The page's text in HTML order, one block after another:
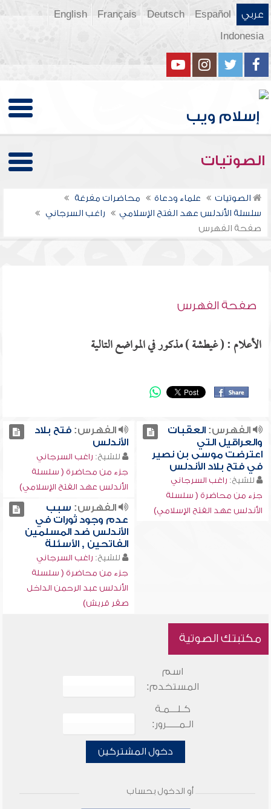
عربي Español
Deutsch
Français
English
Indonesia
الصوتيات
الصوتيات علماء ودعاة
محاضرات مفرغة
سلسلة الأندلس عهد الفتح الإسلامي
راغب السرجاني
صفحة الفهرس
صفحة الفهرس
الأعلام : ( غيطشة ) مذكور في المواضع التالية
الفهرس:العقبات
والعراقيل التي
اعترضت موسى بن نصير
في فتح بلاد الأندلس
للشيخ: راغب السرجاني
جزء من محاضرة ( سلسلة
الأندلس عهد الفتح الإسلامي)
الفهرس:فتح بلاد
الأندلس
للشيخ: راغب السرجاني
جزء من محاضرة ( سلسلة
الأندلس عهد الفتح الإسلامي)
الفهرس: سبب
عدم وجود ثورات في
الأندلس ضد المسلمين
الفاتحين , الأسئلة
للشيخ: راغب السرجاني
جزء من محاضرة ( سلسلة
الأندلس عبد الرحمن الداخل
صقر قريش)
مكتبتك الصوتية
اسم
المستخدم:
كـلـــمـة
الـمـــــرور:
دخول المشتركين
أو الدخول بحساب